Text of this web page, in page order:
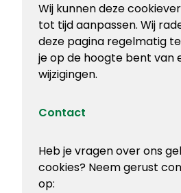
Wij kunnen deze
tot tijd aanpassen. Wij
deze pagina regelmatig
je op de hoogte bent van
wijzigingen.
Contact
Heb je vragen over ons
cookies? Neem gerust
op: